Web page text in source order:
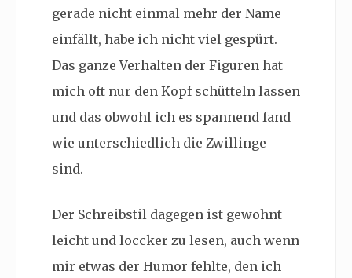
gerade nicht einmal mehr der Name
einfällt, habe ich nicht viel gespürt.
Das ganze Verhalten der Figuren hat
mich oft nur den Kopf schütteln lassen
und das obwohl ich es spannend fand
wie unterschiedlich die Zwillinge
sind.
Der Schreibstil dagegen ist gewohnt
leicht und loccker zu lesen, auch wenn
mir etwas der Humor fehlte, den ich